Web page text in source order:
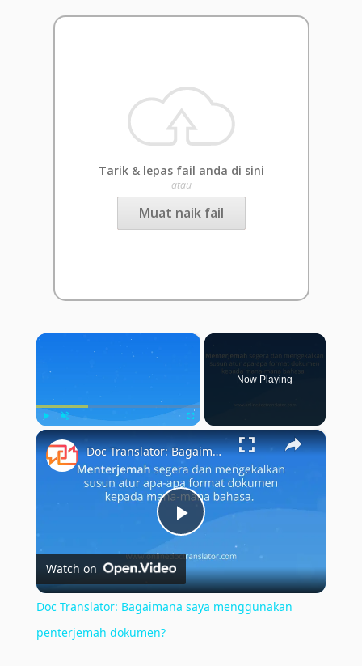
Tarik & lepas fail anda di sini
atau
Muat naik fail
×
Play Unmute Fullscreen
Now Playing
×
Play
Video
Doc Translator: Bagaimana saya menggunakan penterjemah dokumen?
Watch on
Doc Translator: Bagaimana saya menggunakan
penterjemah dokumen?